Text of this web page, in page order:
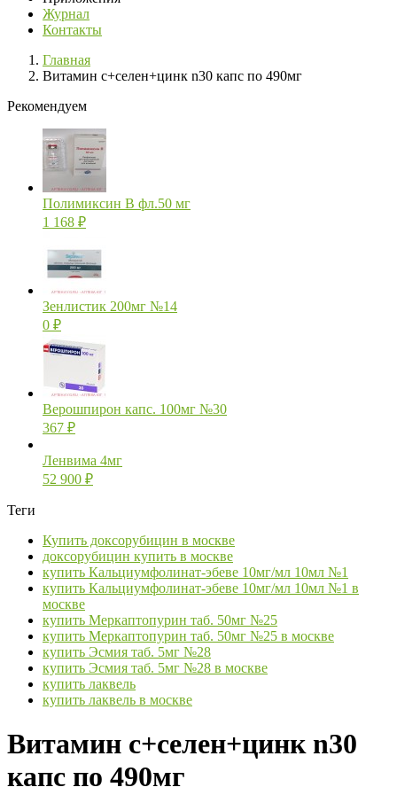
Журнал
Контакты
Главная
Витамин с+селен+цинк n30 капс по 490мг
Рекомендуем
Полимиксин В фл.50 мг
1 168 ₽
Зенлистик 200мг №14
0 ₽
Верошпирон капс. 100мг №30
367 ₽
Ленвима 4мг
52 900 ₽
Теги
Купить доксорубицин в москве
доксорубицин купить в москве
купить Кальциумфолинат-эбеве 10мг/мл 10мл №1
купить Кальциумфолинат-эбеве 10мг/мл 10мл №1 в
москве
купить Меркаптопурин таб. 50мг №25
купить Меркаптопурин таб. 50мг №25 в москве
купить Эсмия таб. 5мг №28
купить Эсмия таб. 5мг №28 в москве
купить лаквель
купить лаквель в москве
Витамин с+селен+цинк n30
капс по 490мг